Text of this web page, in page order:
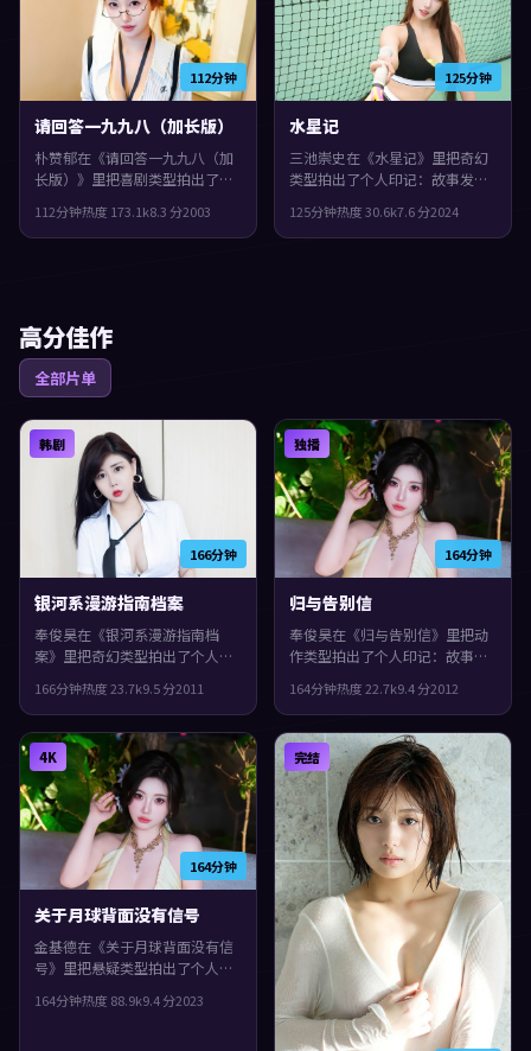
112分钟
请回答一九九八（加长版）
朴赞郁在《请回答一九九八（加
长版）》里把喜剧类型拍出了个
年与观众见面。主演包括王凯、
章子怡、谭卓。城市空间成为情
112分钟热度 173.1k8.3 分2003
125分钟
水星记
三池崇史在《水星记》里把奇幻
类型拍出了个人印记：故事发生
主演包括吴镇宇、肖战、沈腾。
一场意外把原本平行的人生拧在
125分钟热度30.6k7.6分2024
高分佳作
全部片单
166分钟
韩剧
银河系漫游指南档案
奉俊昊在《银河系漫游指南档
案》里把奇幻类型拍出了个人印
观众见面。主演包括佛罗伦斯·
珀、张译、提莫西·查拉梅。一
场意外把原本平行的人生拧在一
起，观感紧凑，值得推荐。
166分钟热度23.7k9.5分2011
164分钟
独播
归与告别信
奉俊昊在《归与告别信》里把动
作类型拍出了个人印记：故事发
面。主演包括周冬雨、刘青云、
佛罗伦斯·珀。影片在类型框架
里仍保留了作者表达，一场意外
把原本平行的人生拧在一起。
164分钟热度22.7k9.4分2012
164分钟
4K
关于月球背面没有信号
金基德在《关于月球背面没有信
号》里把悬疑类型拍出了个人印
与观众见面。主演包括惠英红、
164分钟热度 88.9k9.4分2023
完结